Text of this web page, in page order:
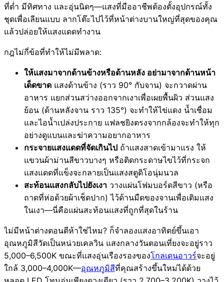
ที่ต่ำ มีทิศทาง และอุ่นนิดๆ—แสงที่มืออาชีพต้องตั้งอุปกรณ์ทั้ง
ชุดเพื่อเลียนแบบ ลากโต๊ะไปไว้ที่หน้าต่างบานใหญ่ที่สุดของคุณ
แล้วปล่อยให้แสงแดดทำงาน
กฎไม่กี่ข้อที่ทำให้ไม่มีพลาด:
ให้แสงมาจากด้านข้างหรือด้านหลัง อย่ามาจากด้านหน้า
เด็ดขาด แสงด้านข้าง (ราว 90° กับจาน) จะกวาดผ่าน
อาหาร แยกส่วนสว่างออกจากเงาเพื่อเผยพื้นผิว ส่วนแสง
ย้อน (ด้านหลังจาน ราว 135°) จะทำให้ไข่แดง น้ำเชื่อม
และไอน้ำเปล่งประกาย แฟลชยิงตรงจากกล้องจะทำให้ทุก
อย่างดูแบนและฆ่าความอยากอาหาร
กระจายแสงแดดที่จัดเกินไป ถ้าแสงสาดเข้ามาแรง ให้
แขวนผ้าม่านสีขาวบางๆ หรือติดกระดาษไขไว้ที่กระจก
แสงแดดที่แข็งจะกลายเป็นแสงสตูดิโอนุ่มนวล
สะท้อนแสงกลับไปยังเงา วางแผ่นโฟมบอร์ดสีขาว (หรือ
ถาดที่ห่อด้วยผ้าเช็ดปาก) ไว้ด้านมืดของจานเพื่อเติมแสง
ในเงา—นี่คือแผ่นสะท้อนแสงที่ถูกที่สุดในร้าน
ไม่มีหน้าต่างตอนตีห้าใช่ไหม? ก็จำลองแสงอาทิตย์ขึ้นเอา
อุณหภูมิสีวัดเป็นหน่วยเคลวิน แสงกลางวันตอนเที่ยงจะอยู่ราว
5,000–6,500K ขณะที่แสงอุ่นเรืองรองของโกลเดนอาวร์จะอยู่
ใกล้ 3,000–4,000K—อุณหภูมิสีที่คุณสร้างขึ้นใหม่ได้ด้วย